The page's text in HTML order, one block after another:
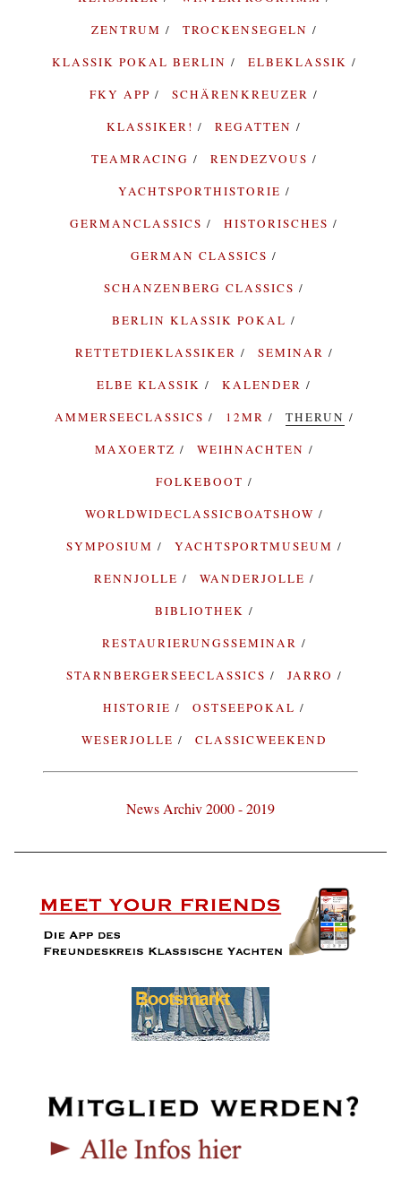
ZENTRUM
TROCKENSEGELN
KLASSIK POKAL BERLIN
ELBEKLASSIK
FKY APP
SCHÄRENKREUZER
KLASSIKER!
REGATTEN
TEAMRACING
RENDEZVOUS
YACHTSPORTHISTORIE
GERMANCLASSICS
HISTORISCHES
GERMAN CLASSICS
SCHANZENBERG CLASSICS
BERLIN KLASSIK POKAL
RETTETDIEKLASSIKER
SEMINAR
ELBE KLASSIK
KALENDER
AMMERSEECLASSICS
12MR
THERUN
MAXOERTZ
WEIHNACHTEN
FOLKEBOOT
WORLDWIDECLASSICBOATSHOW
SYMPOSIUM
YACHTSPORTMUSEUM
RENNJOLLE
WANDERJOLLE
BIBLIOTHEK
RESTAURIERUNGSSEMINAR
STARNBERGERSEECLASSICS
JARRO
HISTORIE
OSTSEEPOKAL
WESERJOLLE
CLASSICWEEKEND
News Archiv 2000 - 2019